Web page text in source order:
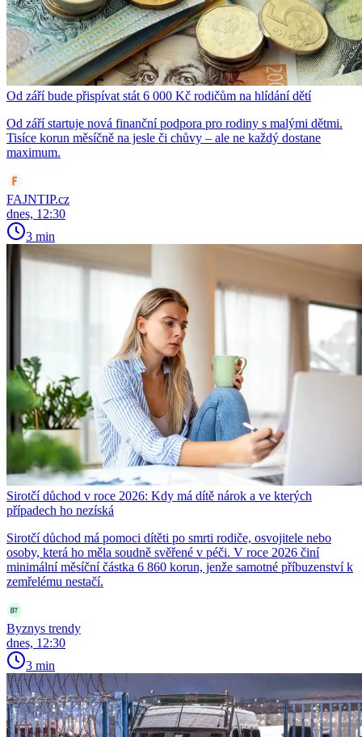
Od září bude přispívat stát 6 000 Kč rodičům na hlídání dětí
Od září startuje nová finanční podpora pro rodiny s malými dětmi.
Tisíce korun měsíčně na jesle či chůvy – ale ne každý dostane
maximum.
FAJNTIP.cz
dnes, 12:30
3 min
Sirotčí důchod v roce 2026: Kdy má dítě nárok a ve kterých
případech ho nezíská
Sirotčí důchod má pomoci dítěti po smrti rodiče, osvojitele nebo
osoby, která ho měla soudně svěřené v péči. V roce 2026 činí
minimální měsíční částka 6 860 korun, jenže samotné příbuzenství k
zemřelému nestačí.
Byznys trendy
dnes, 12:30
3 min